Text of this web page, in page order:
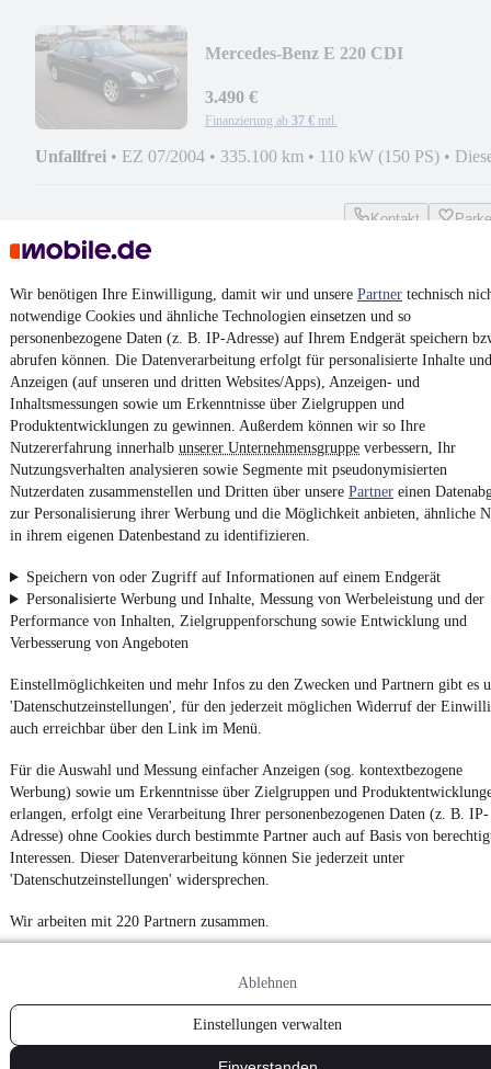
Wir benötigen Ihre Einwilligung, damit wir und unsere Partner technisch
notwendige Cookies und ähnliche Technologien einsetzen und so
personenbezogene Daten (z. B. IP-Adresse) auf Ihrem Endgerät speichern
abrufen können. Die Datenverarbeitung erfolgt für personalisierte Inhalte und
Anzeigen (auf unseren und dritten Websites/Apps), Anzeigen- und
Inhaltsmessungen sowie um Erkenntnisse über Zielgruppen und
Produktentwicklungen zu gewinnen. Außerdem können wir so Ihre
Nutzererfahrung innerhalb unserer Unternehmensgruppe verbessern, Ihr
Nutzungsverhalten analysieren sowie Segmente mit pseudonymisierten
Nutzerdaten zusammenstellen und Dritten über unsere Partner einen
zur Personalisierung ihrer Werbung und die Möglichkeit anbieten, ähnliche
in ihrem eigenen Datenbestand zu identifizieren.
Speichern von oder Zugriff auf Informationen auf einem Endgerät
Personalisierte Werbung und Inhalte, Messung von Werbeleistung und der
Performance von Inhalten, Zielgruppenforschung sowie Entwicklung und
Verbesserung von Angeboten
Einstellmöglichkeiten und mehr Infos zu den Zwecken und Partnern gibt es
'Datenschutzeinstellungen', für den jederzeit möglichen Widerruf der
auch erreichbar über den Link im Menü.
Für die Auswahl und Messung einfacher Anzeigen (sog. kontextbezogene
Werbung) sowie um Erkenntnisse über Zielgruppen und
erlangen, erfolgt eine Verarbeitung Ihrer personenbezogenen Daten (z. B. IP-
Adresse) ohne Cookies durch bestimmte Partner auch auf Basis von
Interessen. Dieser Datenverarbeitung können Sie jederzeit unter
'Datenschutzeinstellungen' widersprechen.
Wir arbeiten mit 220 Partnern zusammen.
Ablehnen
Einstellungen verwalten
Mercedes-Benz E 220 CDI
3.490 €
Finanzierung ab 37 € mtl.
Unfallfrei • EZ 07/2004 • 335.100 km • 110 kW (150 PS) •
Kontakt
¹MwSt. ausweisbar
4.6 Sterne
Nutze mobile.de schnell und einfach
App installieren
Impressum
AGB
Datenschutz
Datenschutzeinstellungen
Erklärung zur Barrierefreiheit
Report Security Vulnerability (English)
Powered by
VonAuto verkaufenüberE-BikesundGebrauchtwagen :
Besuche
mobile.de